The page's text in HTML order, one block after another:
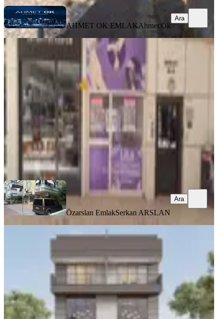
AHMET OK EMLAKAhmet Ok
Ara
100.yıla Cephe 3 Katlı Dükkan
Muratpaşa, Bahçelievler Mahallesi
3 Oda·75 m² ·03.03.2026
5.900.000 ₺
Özarslan EmlakSerkan ARSLAN
Özarslan EmlakSerkan ARSLAN
Ara
Ermenek Anayola 5 Metre Cepheli
Muratpaşa, Ermenek Mahallesi
3 Oda·170 m²·Düz Giriş (Zemin) ·07.05.2026
24.000.000 ₺